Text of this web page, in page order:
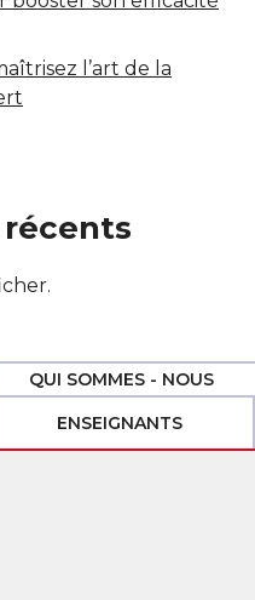
l’art de la
QUI SOMMES - NOUS
ENSEIGNANTS